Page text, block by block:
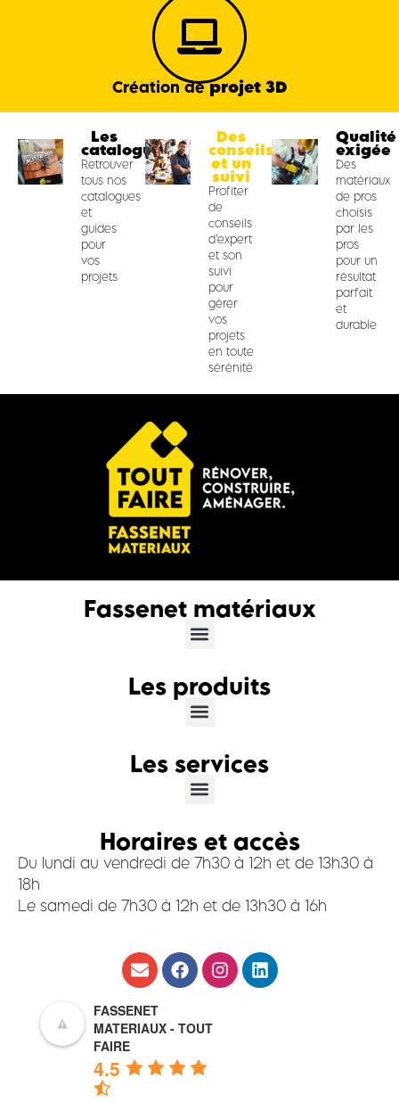
Création deprojet 3D
Les
catalogues
Retrouver
tous nos
catalogues
et
guides
pour
vos
projets
Des
conseils
et un
suivi
Profiter
de
conseils
d’expert
et son
suivi
pour
gérer
vos
projets
en toute
sérénité
Qualité
exigée
Des
matériaux
de pros
choisis
par les
pros
pour un
résultat
parfait
et
durable
Fassenet matériaux
Les produits
Les services
Horaires et accès
Du lundi au vendredi de 7h30 à 12h et de 13h30 à
18h
Le samedi de 7h30 à 12h et de 13h30 à 16h
FASSENET
MATERIAUX - TOUT
FAIRE
4.5